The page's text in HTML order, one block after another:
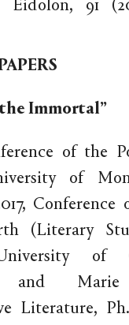
Eidolon, 91
Immortal”
of the
of
Conference
(Literary
of
and Marie
Literature,